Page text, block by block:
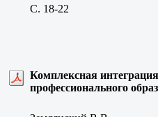
C. 18-22
Комплексная
профессионального